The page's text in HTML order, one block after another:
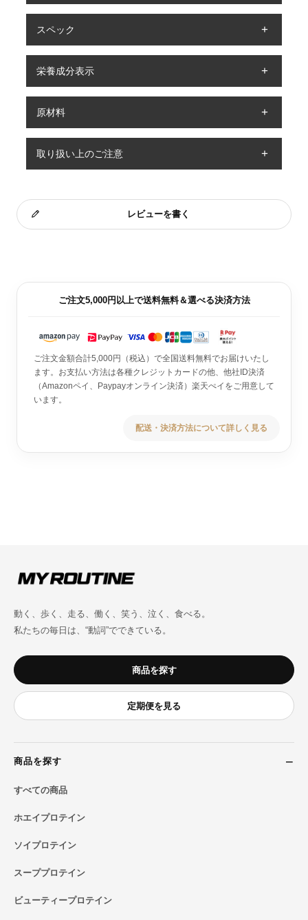
スペック
栄養成分表示
原材料
取り扱い上のご注意
レビューを書く
ご注文5,000円以上で送料無料＆選べる決済方法
ご注文金額合計5,000円（税込）で全国送料無料でお届けいたし
ます。お支払い方法は各種クレジットカードの他、他社ID決済
（Amazonペイ、Paypayオンライン決済）楽天ぺイをご用意して
います。
配送・決済方法について詳しく見る
動く、歩く、走る、働く、笑う、泣く、食べる。
私たちの毎日は、“動詞”でできている。
商品を探す
定期便を見る
商品を探す
すべての商品
ホエイプロテイン
ソイプロテイン
スーププロテイン
ビューティープロテイン